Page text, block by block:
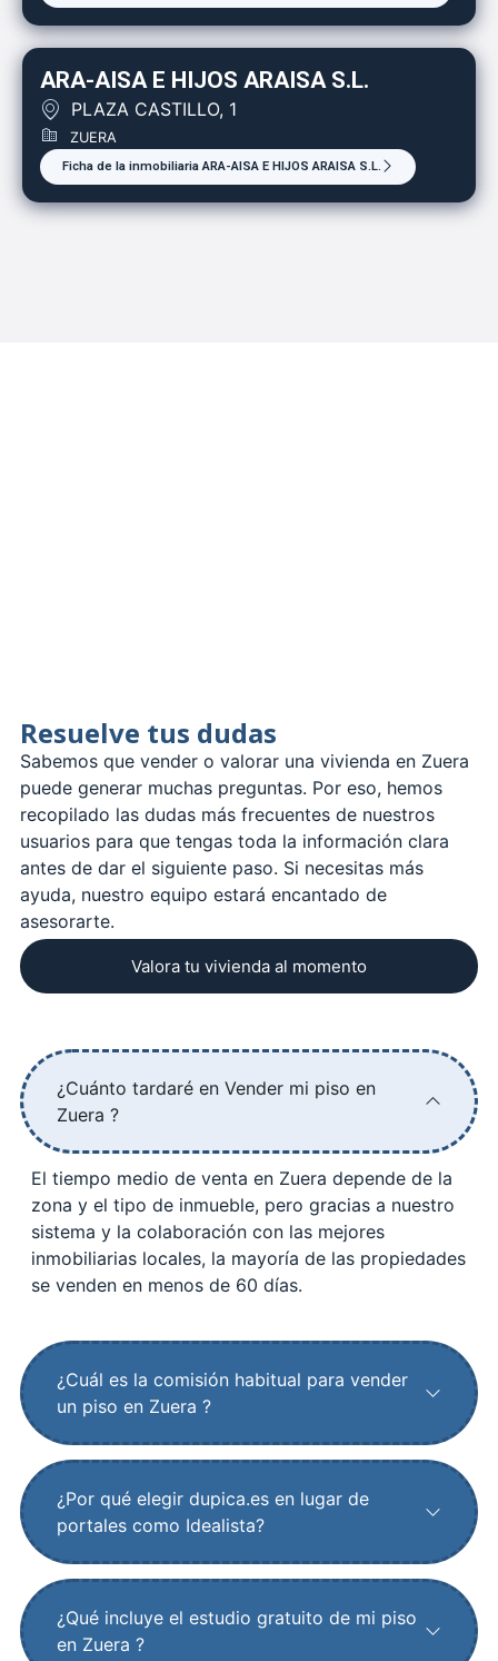
ARA-AISA E HIJOS ARAISA S.L.
PLAZA CASTILLO, 1
ZUERA
Ficha de la inmobiliaria ARA-AISA E HIJOS ARAISA S.L.
Resuelve tus dudas
Sabemos que vender o valorar una vivienda en Zuera
puede generar muchas preguntas. Por eso, hemos
recopilado las dudas más frecuentes de nuestros
usuarios para que tengas toda la información clara
antes de dar el siguiente paso. Si necesitas más
ayuda, nuestro equipo estará encantado de
asesorarte.
Valora tu vivienda al momento
¿Cuánto tardaré en Vender mi piso en
Zuera ?
El tiempo medio de venta en Zuera depende de la
zona y el tipo de inmueble, pero gracias a nuestro
sistema y la colaboración con las mejores
inmobiliarias locales, la mayoría de las propiedades
se venden en menos de 60 días.
¿Cuál es la comisión habitual para vender
un piso en Zuera ?
¿Por qué elegir dupica.es en lugar de
portales como Idealista?
¿Qué incluye el estudio gratuito de mi piso
en Zuera ?